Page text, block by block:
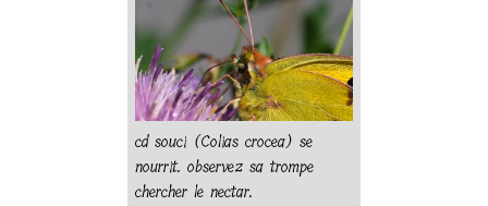
cd souci (Colias crocea) se
nourrit. observez sa trompe
chercher le nectar.